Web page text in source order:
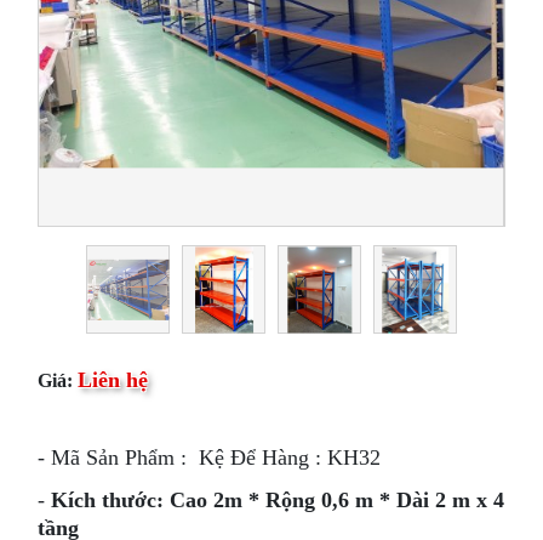
Giá: Liên hệ
- Mã Sản Phẩm : Kệ Để Hàng : KH32
-Kích thước: Cao 2m * Rộng 0,6 m * Dài 2 m x 4
tầng